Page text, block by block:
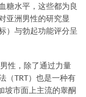
糖水平，这些都为良
亚洲男性的研究显
）与勃起功能评分呈
性，除了通过力量
（TRT）也是一种有
坡市面上主流的睾酮